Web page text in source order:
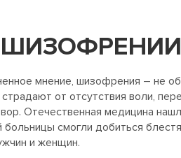
мнение, шизофрения – не
от отсутствия воли,
Отечественная медицина
больницы смогли добиться
и женщин.